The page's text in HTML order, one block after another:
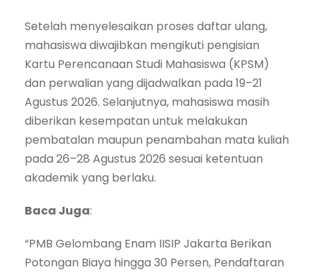
Setelah menyelesaikan proses daftar ulang,
mahasiswa diwajibkan mengikuti pengisian
Kartu Perencanaan Studi Mahasiswa (KPSM)
dan perwalian yang dijadwalkan pada 19–21
Agustus 2026. Selanjutnya, mahasiswa masih
diberikan kesempatan untuk melakukan
pembatalan maupun penambahan mata kuliah
pada 26–28 Agustus 2026 sesuai ketentuan
akademik yang berlaku.
Baca Juga:
“PMB Gelombang Enam IISIP Jakarta Berikan
Potongan Biaya hingga 30 Persen, Pendaftaran